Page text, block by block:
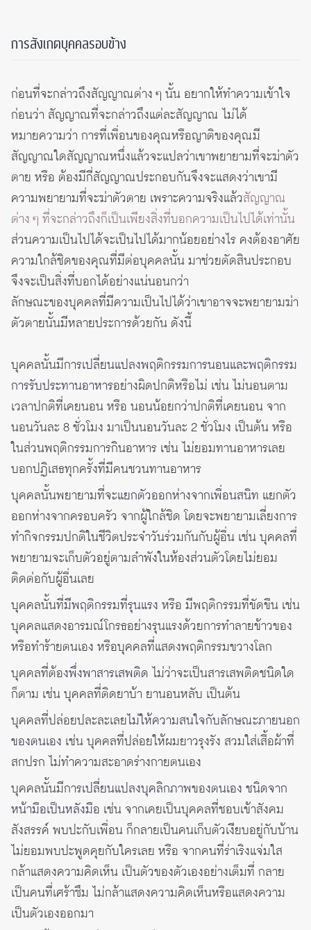
การสังเกตบุคคลรอบข้าง
ก่อนที่จะกล่าวถึงสัญญาณต่าง ๆ นั้น อยากให้ทำความเข้าใจ
ก่อนว่า สัญญาณที่จะกล่าวถึงแต่ละสัญญาณ ไม่ได้
หมายความว่า การที่เพื่อนของคุณหรือญาติของคุณมี
สัญญาณใดสัญญาณหนึ่งแล้วจะแปลว่าเขาพยายามที่จะฆ่าตัว
ตาย หรือ ต้องมีกี่สัญญาณประกอบกันจึงจะแสดงว่าเขามี
ความพยายามที่จะฆ่าตัวตาย เพราะความจริงแล้วสัญญาณ
ต่าง ๆ ที่จะกล่าวถึงก็เป็นเพียงสิ่งที่บอกความเป็นไปได้เท่านั้น
ส่วนความเป็นไปได้จะเป็นไปได้มากน้อยอย่างไร คงต้องอาศัย
ความใกล้ชิดของคุณที่มีต่อบุคคลนั้น มาช่วยตัดสินประกอบ
จึงจะเป็นสิ่งที่บอกได้อย่างแน่นอนกว่า
ลักษณะของบุคคลที่มีความเป็นไปได้ว่าเขาอาจจะพยายามฆ่า
ตัวตายนั้นมีหลายประการด้วยกัน ดังนี้
บุคคลนั้นมีการเปลี่ยนแปลงพฤติกรรมการนอนและพฤติกรรม
การรับประทานอาหารอย่างผิดปกติหรือไม่ เช่น ไม่นอนตาม
เวลาปกติที่เคยนอน หรือ นอนน้อยกว่าปกติที่เคยนอน จาก
นอนวันละ 8 ชั่วโมง มาเป็นนอนวันละ 2 ชั่วโมง เป็นต้น หรือ
ในส่วนพฤติกรรมการกินอาหาร เช่น ไม่ยอมทานอาหารเลย
บอกปฏิเสธทุกครั้งที่มีคนชวนทานอาหาร
บุคคลนั้นพยายามที่จะแยกตัวออกห่างจากเพื่อนสนิท แยกตัว
ออกห่างจากครอบครัว จากผู้ใกล้ชิด โดยจะพยายามเลี่ยงการ
ทำกิจกรรมปกติในชีวิตประจำวันร่วมกันกับผู้อื่น เช่น บุคคลที่
พยายามจะเก็บตัวอยู่ตามลำพังในห้องส่วนตัวโดยไม่ยอม
ติดต่อกับผู้อื่นเลย
บุคคลนั้นที่มีพฤติกรรมที่รุนแรง หรือ มีพฤติกรรมที่ขัดขืน เช่น
บุคคลแสดงอารมณ์โกรธอย่างรุนแรงด้วยการทำลายข้าวของ
หรือทำร้ายตนเอง หรือบุคคลที่แสดงพฤติกรรมขวางโลก
บุคคลที่ต้องพึ่งพาสารเสพติด ไม่ว่าจะเป็นสารเสพติดชนิดใด
ก็ตาม เช่น บุคคลที่ติดยาบ้า ยานอนหลับ เป็นต้น
บุคคลที่ปล่อยปละละเลยไม่ให้ความสนใจกับลักษณะภายนอก
ของตนเอง เช่น บุคคลที่ปล่อยให้ผมยาวรุงรัง สวมใส่เสื้อผ้าที่
สกปรก ไม่ทำความสะอาดร่างกายตนเอง
บุคคลนั้นมีการเปลี่ยนแปลงบุคลิกภาพของตนเอง ชนิดจาก
หน้ามือเป็นหลังมือ เช่น จากเคยเป็นบุคคลที่ชอบเข้าสังคม
สังสรรค์ พบปะกับเพื่อน ก็กลายเป็นคนเก็บตัวเงียบอยู่กับบ้าน
ไม่ยอมพบปะพูดคุยกับใครเลย หรือ จากคนที่ร่าเริงแจ่มใส
กล้าแสดงความคิดเห็น เป็นตัวของตัวเองอย่างเต็มที่ กลาย
เป็นคนที่เศร้าซึม ไม่กล้าแสดงความคิดเห็นหรือแสดงความ
เป็นตัวเองออกมา